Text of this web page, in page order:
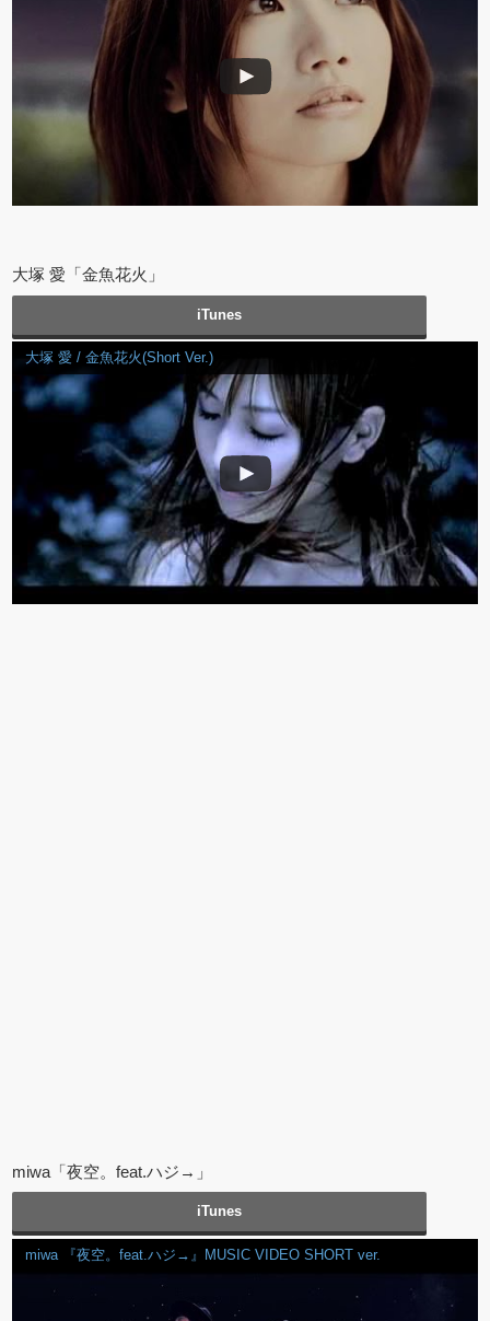
大塚 愛「金魚花火」
iTunes
大塚 愛 / 金魚花火(Short Ver.)
miwa「夜空。feat.ハジ→」
iTunes
miwa 『夜空。feat.ハジ→』MUSIC VIDEO SHORT ver.